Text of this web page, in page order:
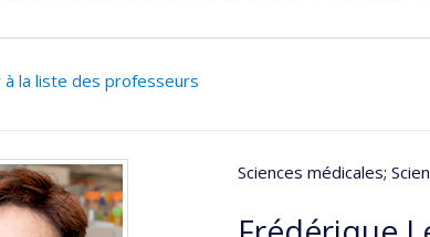
à la liste des professeurs
Sciences médicales;